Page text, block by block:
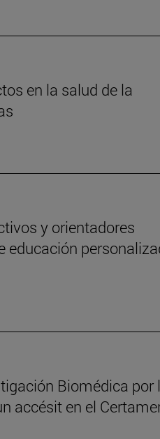
en la salud de la
y orientadores
educación
Biomédica por
accésit en el